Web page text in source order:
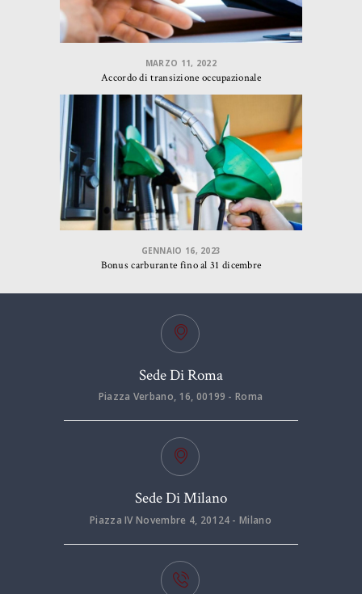
MARZO 11, 2022
Accordo di transizione occupazionale
GENNAIO 16, 2023
Bonus carburante fino al 31 dicembre
Sede Di Roma
Piazza Verbano, 16, 00199 - Roma
Sede Di Milano
Piazza IV Novembre 4, 20124 - Milano